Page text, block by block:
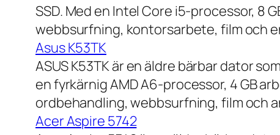
SSD. Med en Intel Core i5-processor, 8
webbsurfning, kontorsarbete, film och
Asus K53TK
ASUS K53TK är en äldre bärbar dator
en fyrkärnig AMD A6-processor, 4 GB
ordbehandling, webbsurfning, film och
Acer Aspire 5742